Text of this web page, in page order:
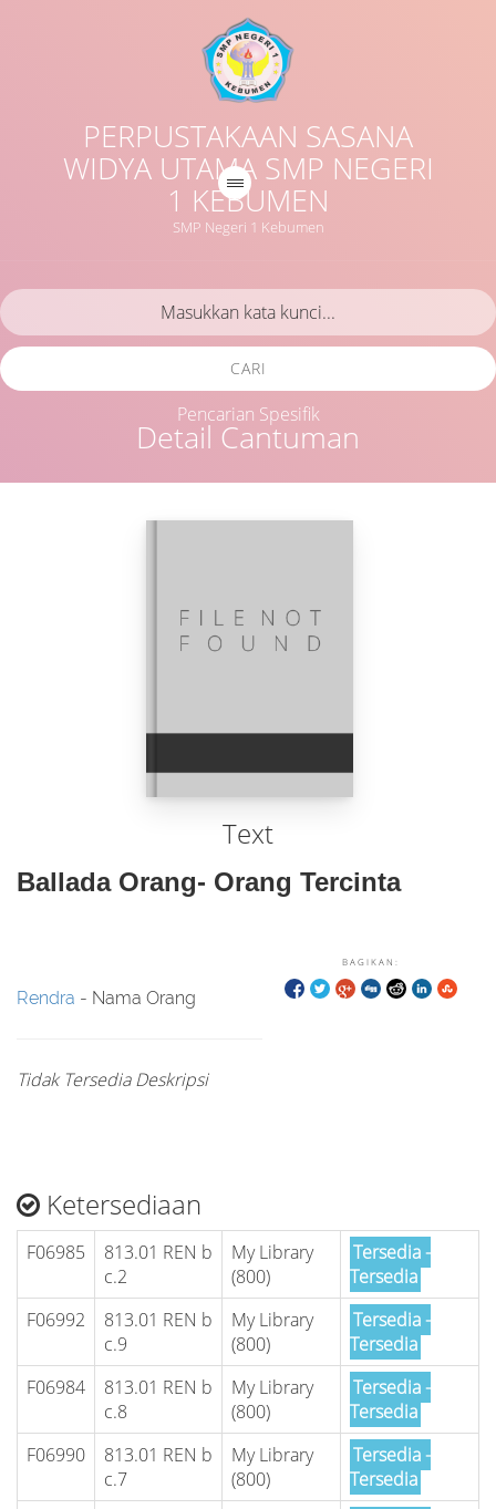
PERPUSTAKAAN SASANA
WIDYA UTAMA SMP NEGERI
1 KEBUMEN
SMP Negeri 1 Kebumen
Detail Cantuman
CARI
Pencarian Spesifik
Text
Ballada Orang- Orang Tercinta
BAGIKAN:
Rendra - Nama Orang
Tidak Tersedia Deskripsi
Ketersediaan
F06985
813.01 REN b
c.2
My Library
(800)
Tersedia -
Tersedia
F06992
813.01 REN b
c.9
My Library
(800)
Tersedia -
Tersedia
F06984
813.01 REN b
c.8
My Library
(800)
Tersedia -
Tersedia
F06990
813.01 REN b
c.7
My Library
(800)
Tersedia -
Tersedia